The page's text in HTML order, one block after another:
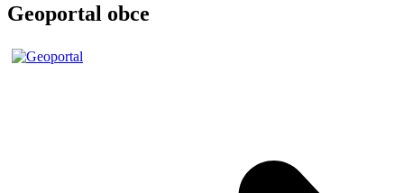
Geoportal obce